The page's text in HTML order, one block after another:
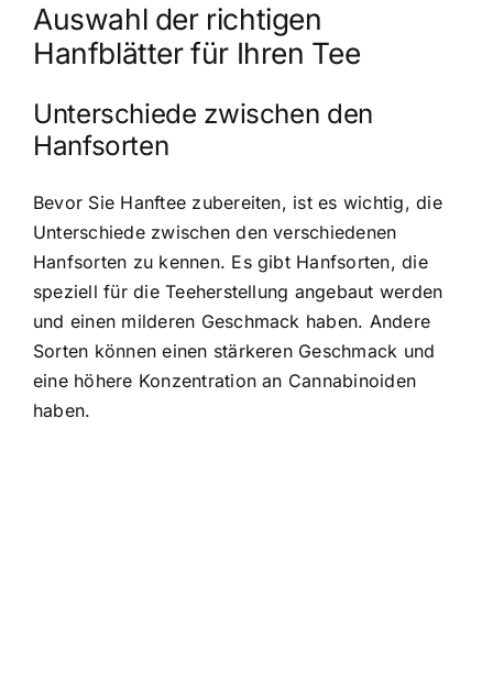
Auswahl der richtigen
Hanfblätterfür Ihren Tee
Unterschiede zwischen den
Hanfsorten
Bevor Sie Hanftee zubereiten, ist es wichtig, die
Unterschiede zwischen den verschiedenen
Hanfsorten zu kennen. Es gibt Hanfsorten, die
speziell für die Teeherstellung angebaut werden
und einen milderen Geschmack haben. Andere
Sorten können einen stärkeren Geschmack und
eine höhere Konzentration an Cannabinoiden
haben.